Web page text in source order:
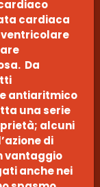
cardiaca
Da
antiaritmico
una serie
alcuni
di
vantaggio
anche nei